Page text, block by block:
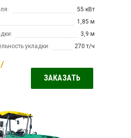
55 кВт
1,85 м
3,9 м
укладки:
270 т/ч
/
ЗАКАЗАТЬ